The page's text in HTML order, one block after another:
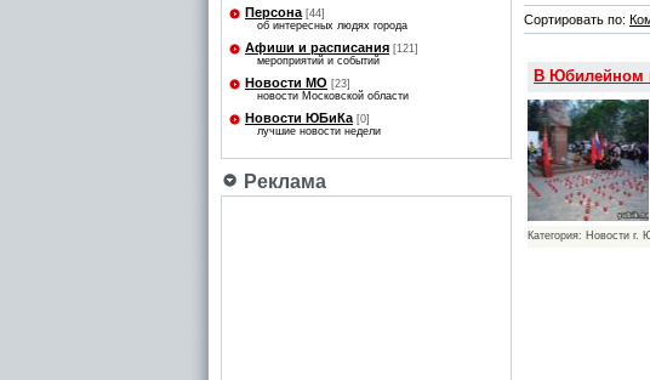
Персона [44]
об интересных людях города
Афиши и расписания [121]
мероприятий и событий
Новости МО [23]
новости Московской области
Новости ЮБиКа [0]
лучшие новости недели
Реклама
Сортировать по:
В Юбилейном
Категория: Новости